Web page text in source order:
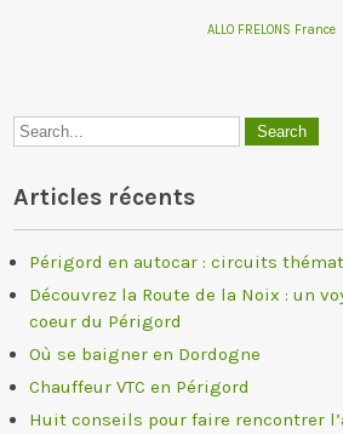
ALLO FRELONS France
Articles récents
Périgord en autocar : circuits
Découvrez la Route de la Noix : un
coeur du Périgord
Où se baigner en Dordogne
Chauffeur VTC en Périgord
Huit conseils pour faire rencontrer